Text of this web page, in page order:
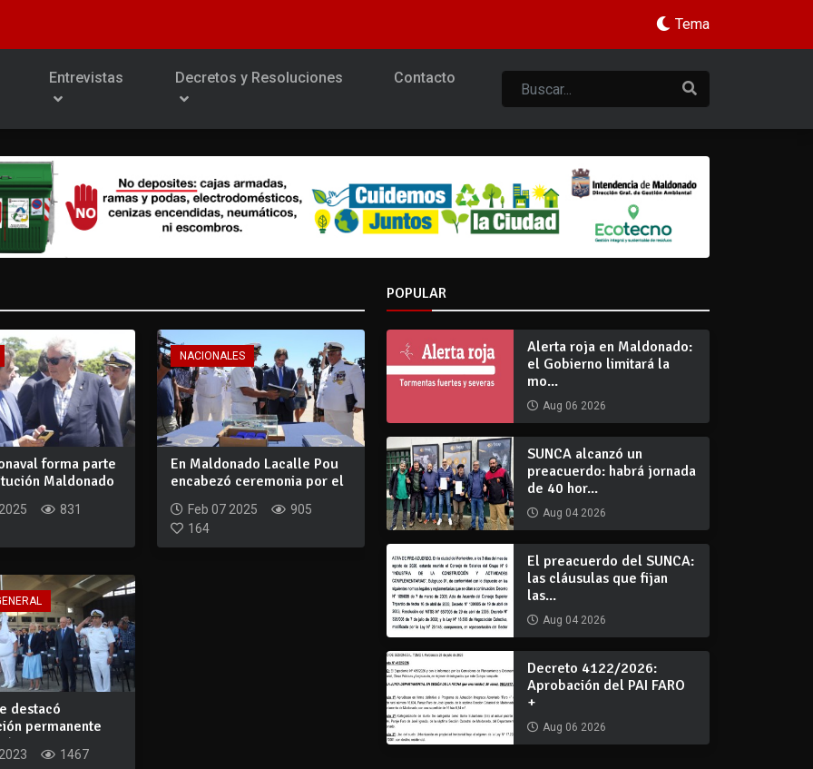
Tema
Entrevistas Decretos y Resoluciones Contacto
forma parte
Maldonado
831
NACIONALES
En Maldonado Lacalle Pou
encabezó ceremonia por el
Feb 07 2025
905
164
destacó
permanente
Nava...
1467
POPULAR
Alerta roja en Maldonado:
el Gobierno limitará la
mo...
Aug 06 2026
SUNCA alcanzó un
preacuerdo: habrá jornada
de 40 hor...
Aug 04 2026
El preacuerdo del SUNCA:
las cláusulas que fijan
las...
Aug 04 2026
Decreto 4122/2026:
Aprobación del PAI FARO
+
Aug 06 2026